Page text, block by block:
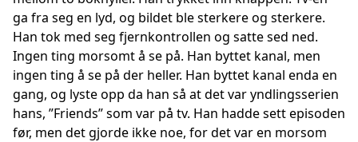
ga fra seg en lyd, og bildet ble sterkere og sterkere.
Han tok med seg fjernkontrollen og satte sed ned.
Ingen ting morsomt å se på. Han byttet kanal, men
ingen ting å se på der heller. Han byttet kanal enda en
gang, og lyste opp da han så at det var yndlingsserien
hans, ”Friends” som var på tv. Han hadde sett episoden
før, men det gjorde ikke noe, for det var en morsom